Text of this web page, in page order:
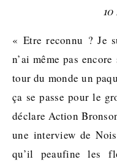
« Etre reconnu ? Je
n’ai même pas
tour du monde un
ça se passe pour le
déclare Action
une interview de
qu’il peaufine les